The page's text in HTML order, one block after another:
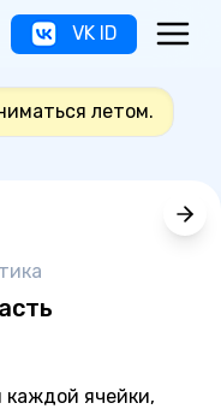
VK ID
летом.
каждой ячейки,